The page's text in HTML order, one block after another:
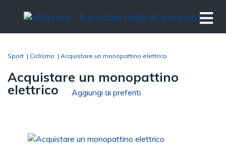
Sport | Ciclismo | Acquistare un monopattino elettrico
Acquistare un monopattino
elettrico
Aggiungi ai preferiti